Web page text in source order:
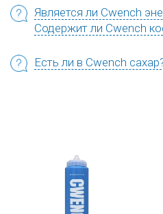
Является ли Cwench
Содержит ли Cwench
Есть ли в Cwench